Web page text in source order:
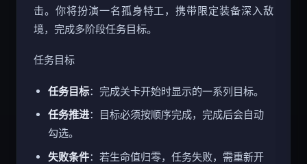
击。你将扮演一名孤身特工，携带限定装备深入敌
境，完成多阶段任务目标。
任务目标
任务目标：完成关卡开始时显示的一系列目标。
任务推进：目标必须按顺序完成，完成后会自动
勾选。
失败条件：若生命值归零，任务失败，需重新开